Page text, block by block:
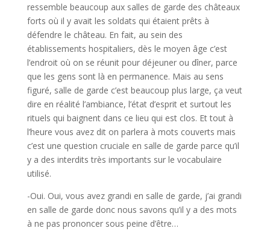
ressemble beaucoup aux salles de garde des châteaux
forts où il y avait les soldats qui étaient prêts à
défendre le château. En fait, au sein des
établissements hospitaliers, dès le moyen âge c’est
l’endroit où on se réunit pour déjeuner ou dîner, parce
que les gens sont là en permanence. Mais au sens
figuré, salle de garde c’est beaucoup plus large, ça veut
dire en réalité l’ambiance, l’état d’esprit et surtout les
rituels qui baignent dans ce lieu qui est clos. Et tout à
l’heure vous avez dit on parlera à mots couverts mais
c’est une question cruciale en salle de garde parce qu’il
y a des interdits très importants sur le vocabulaire
utilisé.
-Oui. Oui, vous avez grandi en salle de garde, j’ai grandi
en salle de garde donc nous savons qu’il y a des mots
à ne pas prononcer sous peine d’être…